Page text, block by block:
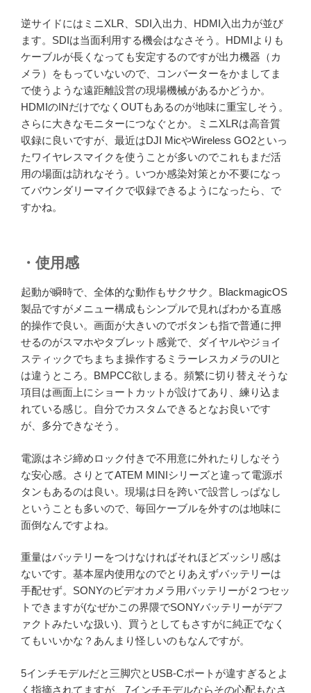
逆サイドにはミニXLR、SDI入出力、HDMI入出力が並び
ます。SDIは当面利用する機会はなさそう。HDMIよりも
ケーブルが長くなっても安定するのですが出力機器（カ
メラ）をもっていないので、コンバーターをかましてま
で使うような遠距離設営の現場機械があるかどうか。
HDMIのINだけでなくOUTもあるのが地味に重宝しそう。
さらに大きなモニターにつなぐとか。ミニXLRは高音質
収録に良いですが、最近はDJI MicやWireless GO2といっ
たワイヤレスマイクを使うことが多いのでこれもまだ活
用の場面は訪れなそう。いつか感染対策とか不要になっ
てバウンダリーマイクで収録できるようになったら、で
すかね。
・使用感
起動が瞬時で、全体的な動作もサクサク。BlackmagicOS
製品ですがメニュー構成もシンプルで見ればわかる直感
的操作で良い。画面が大きいのでボタンも指で普通に押
せるのがスマホやタブレット感覚で、ダイヤルやジョイ
スティックでちまちま操作するミラーレスカメラのUIと
は違うところ。BMPCC欲しまる。頻繁に切り替えそうな
項目は画面上にショートカットが設けてあり、練り込ま
れている感じ。自分でカスタムできるとなお良いです
が、多分できなそう。
電源はネジ締めロック付きで不用意に外れたりしなそう
な安心感。さりとてATEM MINIシリーズと違って電源ボ
タンもあるのは良い。現場は日を跨いで設営しっぱなし
ということも多いので、毎回ケーブルを外すのは地味に
面倒なんですよね。
重量はバッテリーをつけなければそれほどズッシリ感は
ないです。基本屋内使用なのでとりあえずバッテリーは
手配せず。SONYのビデオカメラ用バッテリーが２つセッ
トできますが(なぜかこの界隈でSONYバッテリーがデフ
ァクトみたいな扱い)、買うとしてもさすがに純正でなく
てもいいかな？あんまり怪しいのもなんですが。
5インチモデルだと三脚穴とUSB-Cポートが違すぎるとよ
く指摘されてますが、7インチモデルならその心配もなさ